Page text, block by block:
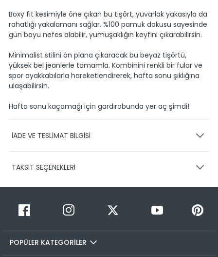
Boxy fit kesimiyle öne çıkan bu tişört, yuvarlak yakasıyla da
rahatlığı yakalamanı sağlar. %100 pamuk dokusu sayesinde
gün boyu nefes alabilir, yumuşaklığın keyfini çıkarabilirsin.
Minimalist stilini ön plana çıkaracak bu beyaz tişörtü,
yüksek bel jeanlerle tamamla. Kombinini renkli bir fular ve
spor ayakkabılarla hareketlendirerek, hafta sonu şıklığına
ulaşabilirsin.
Hafta sonu kaçamağı için gardırobunda yer aç şimdi!
İADE VE TESLİMAT BİLGİSİ
Ürünlerinizin gönderimini anlaşmalı olduğumuz PTT,
1-3 iş günü içerisinde kargoya teslim edilir.
Siparişimin kargo takibini nasıl yapabilirim?
Hesabım/Siparişlerim paneli üzerinden ilgili siparişinize ait
TAKSİT SEÇENEKLERİ
Taksit Sayısı Taksit Miktarı
Taksitli Tutar
Toplam
499,90 TL
2
249,95 TL
POPÜLER KATEGORİLER